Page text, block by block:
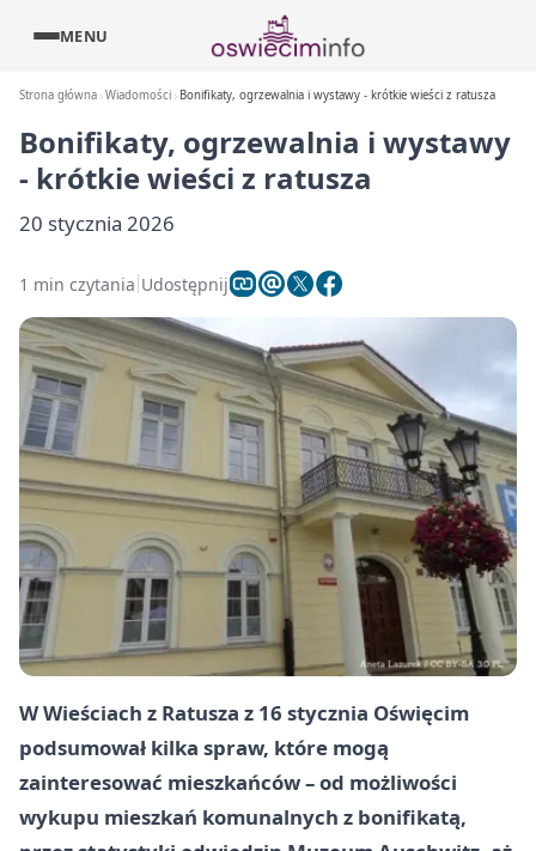
MENU
Strona główna Wiadomości Bonifikaty, ogrzewalnia i wystawy - krótkie wieści z ratusza
Bonifikaty, ogrzewalnia i wystawy
- krótkie wieści z ratusza
20 stycznia 2026
1 min czytania Udostępnij
W Wieściach z Ratusza z 16 stycznia Oświęcim
podsumował kilka spraw, które mogą
zainteresować mieszkańców – od możliwości
wykupu mieszkań komunalnych z bonifikatą,